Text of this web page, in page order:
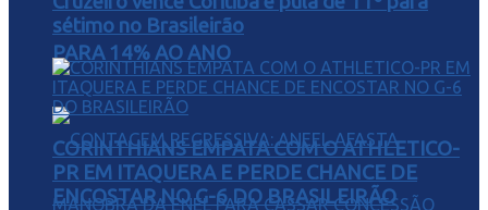
PARA 14% AO ANO
sétimo no Brasileirão
CORINTHIANS EMPATA COM O ATHLETICO-
PR EM ITAQUERA E PERDE CHANCE DE
ENCOSTAR NO G-6 DO BRASILEIRÃO